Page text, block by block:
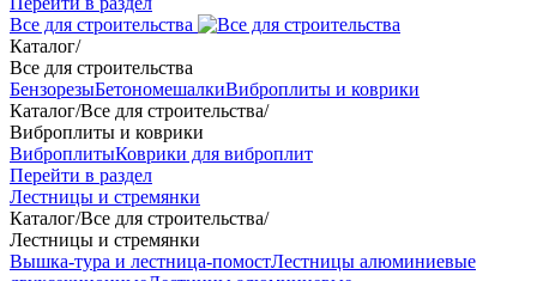
Все для строительства
Каталог/
Все для строительства
БензорезыБетономешалкиВиброплиты и коврики
Каталог/Все для строительства/
Виброплиты и коврики
ВиброплитыКоврики для виброплит
Перейти в раздел
Лестницы и стремянки
Каталог/Все для строительства/
Лестницы и стремянки
Вышка-тура и лестница-помостЛестницы алюминиевые